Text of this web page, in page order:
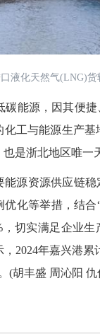
液化天然气(LNG)
源，因其便捷
化工与能源生产
是浙北地区唯一
资源供应链稳
优化等举措，结
，切实满足企业
2024年嘉兴港
(胡丰盛 周沁阳 仇